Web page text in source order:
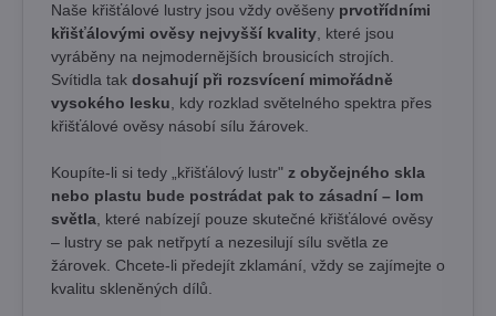
Naše křišťálové lustry jsou vždy ověšeny prvotřídními
křišťálovými ověsy nejvyšší kvality, které jsou
vyráběny na nejmodernějších brousicích strojích.
Svítidla tak dosahují při rozsvícení mimořádně
vysokého lesku, kdy rozklad světelného spektra přes
křišťálové ověsy násobí sílu žárovek. ​
Koupíte-li si tedy „křišťálový lustr" z obyčejného skla
nebo plastu bude postrádat pak to zásadní – lom
světla, které nabízejí pouze skutečné křišťálové ověsy
– lustry se pak netřpytí a nezesilují sílu světla ze
žárovek. Chcete-li předejít zklamání, vždy se zajímejte o
kvalitu skleněných dílů.